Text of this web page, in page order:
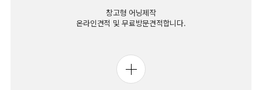
창고형 어닝제작
온라인견적 및 무료방문견적합니다.